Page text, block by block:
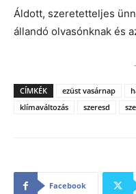
Áldott, szeretetteljes
állandó olvasónknak és
CÍMKÉK ezüst vasárnap
klímaváltozás
szeresd
Facebook